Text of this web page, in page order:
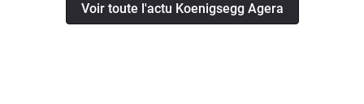
Voir toute l'actu Koenigsegg Agera